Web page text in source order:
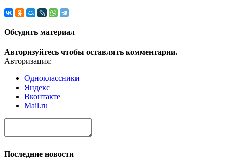
Обсудить материал
Авторизуйтесь чтобы оставлять комментарии.
Авторизация:
Одноклассники
Яндекс
Вконтакте
Mail.ru
Последние новости